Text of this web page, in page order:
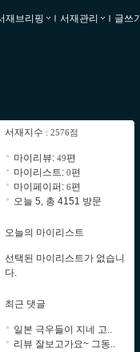
재브리핑 ｌ 서재관리 ｌ 글쓰기
서재지수 : 2576점
마이리뷰: 49편
마이리스트: 0편
마이페이퍼: 6편
오늘 5, 총 4151 방문
오늘의 마이리스트
선택된 마이리스트가 없습니
다.
최근 댓글
일본 극우들이 지네 고..
리뷰 잘보고가요~ 그동..